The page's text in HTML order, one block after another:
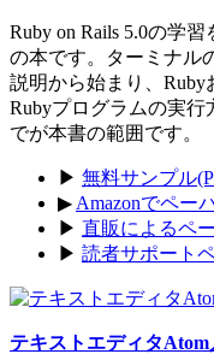
Ruby on Rails 5.0の学
の本です。ターミナル
説明から始まり、Ruby
Rubyプログラムの実行
でが本書の範囲です。
▶ 無料サンプル
▶ Amazonでペー
▶ 直販によるペ
▶ 読者サポート
テキストエディタAtom